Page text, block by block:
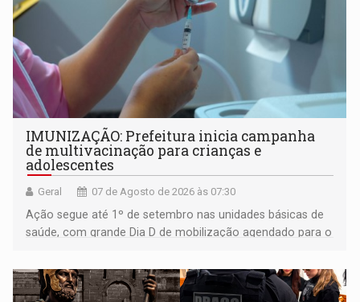
IMUNIZAÇÃO: Prefeitura inicia campanha
de multivacinação para crianças e
adolescentes
Geral 07 de Agosto de 2026 às 07:30
Ação segue até 1º de setembro nas unidades básicas de
saúde, com grande Dia D de mobilização agendado para o